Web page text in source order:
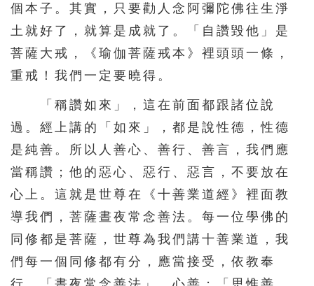
個本子。其實，只要勸人念阿彌陀佛往生淨
土就好了，就算是成就了。「自讚毀他」是
菩薩大戒，《瑜伽菩薩戒本》裡頭頭一條，
重戒！我們一定要曉得。
「稱讚如來」，這在前面都跟諸位說
過。經上講的「如來」，都是說性德，性德
是純善。所以人善心、善行、善言，我們應
當稱讚；他的惡心、惡行、惡言，不要放在
心上。這就是世尊在《十善業道經》裡面教
導我們，菩薩晝夜常念善法。每一位學佛的
同修都是菩薩，世尊為我們講十善業道，我
們每一個同修都有分，應當接受，依教奉